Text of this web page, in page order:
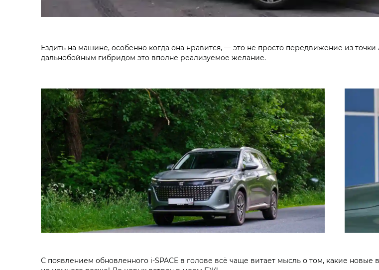
Ездить на машине, особенно когда она нравится, — это не просто передвижение из
дальнобойным гибридом это вполне реализуемое желание.
С появлением обновленного i‑SPACE в голове всё чаще витает мысль о том, какие